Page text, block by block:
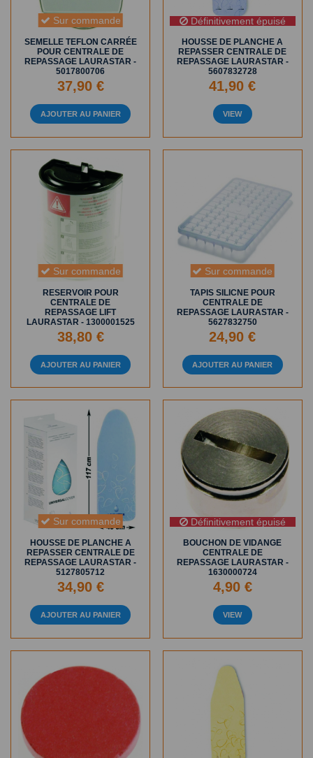
Sur commande
SEMELLE TEFLON CARRÉE
POUR CENTRALE DE
REPASSAGE LAURASTAR -
5017800706
37,90 €
AJOUTER AU PANIER
Définitivement épuisé
HOUSSE DE PLANCHE A
REPASSER CENTRALE DE
REPASSAGE LAURASTAR -
5607832728
41,90 €
VIEW
Sur commande
RESERVOIR POUR
CENTRALE DE
REPASSAGE LIFT
LAURASTAR - 1300001525
38,80 €
AJOUTER AU PANIER
Sur commande
TAPIS SILICNE POUR
CENTRALE DE
REPASSAGE LAURASTAR -
5627832750
24,90 €
AJOUTER AU PANIER
Sur commande
HOUSSE DE PLANCHE A
REPASSER CENTRALE DE
REPASSAGE LAURASTAR -
5127805712
34,90 €
AJOUTER AU PANIER
Définitivement épuisé
BOUCHON DE VIDANGE
CENTRALE DE
REPASSAGE LAURASTAR -
1630000724
4,90 €
VIEW